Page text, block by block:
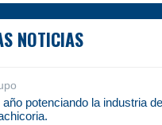
NOTICIAS
potenciando la industria